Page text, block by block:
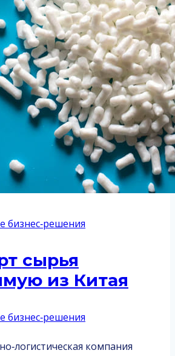
бизнес‑решения
сырья
из Китая
бизнес‑решения
компания